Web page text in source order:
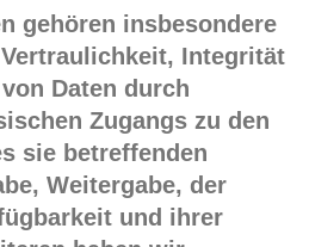
gehören insbesondere
Integrität
Daten durch
Zugangs zu den
sie betreffenden
Weitergabe, der
und ihrer